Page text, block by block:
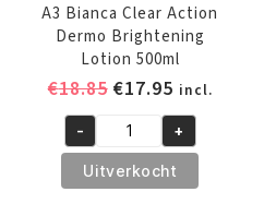
A3 Bianca Clear Action
Dermo Brightening
Lotion 500ml
€18.85 Oorspronkelijke
was:
€18.85.
€17.95Huidige
prijs
is:
€17.95.
incl.
A3
Bianca
Clear
- +
Uitverkocht